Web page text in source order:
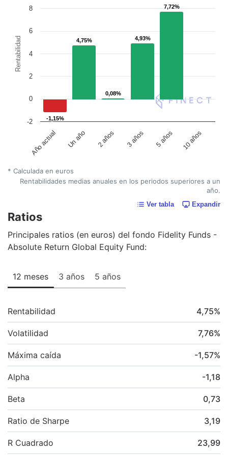
Rentabilidad
-1,15%
-1,15%
4,75%
4,75%
0,08%
0,08%
4,93%
4,93%
7,72%
7,72%
Año actual Un año 2 años 3 años 5 años 10 años
-2
0
2
4
6
8
* Calculada en euros
Rentabilidades medias anuales en los periodos superiores a un
año.
Ver tabla Expandir
Ratios
Principales ratios (en euros) del fondo Fidelity Funds -
Absolute Return Global Equity Fund:
12 meses 3 años 5 años
Rentabilidad 4,75%
Volatilidad 7,76%
Máxima caída -1,57%
Alpha -1,18
Beta 0,73
Ratio de Sharpe 3,19
R Cuadrado 23,99